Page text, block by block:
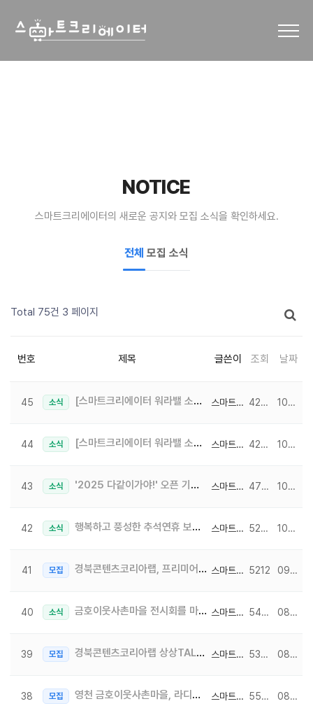
NOTICE
스마트크리에이터의 새로운 공지와 모집 소식을 확인하세요.
전체 모집 소식
Total 75건 3 페이지
번호 제목 글쓴이 조회 날짜
45 소식 [스마트크리에이터 워라밸 소모임 #2] 힐링데이 한 끼 요리클래스! 스마트크리에이터 4215 10-31
44 소식 [스마트크리에이터 워라밸 소모임 #1] 나만의 '응급 비상키트 만들기' 스마트크리에이터 4285 10-30
43 소식 '2025 다같이가야!' 오픈 기념 이벤트♣ 스마트크리에이터 4714 10-21
42 소식 행복하고 풍성한 추석연휴 보내세요. 스마트크리에이터 5232 10-01
41 모집 경북콘텐츠코리아랩, 프리미어 프로 '원데이 클래스' 참가자 모집! 스마트크리에이터 5212 09-08
40 소식 금호이웃사촌마을 전시회를 마무리하며 PM인사 올립니다❤️ 스마트크리에이터 5429 08-28
39 모집 경북콘텐츠코리아랩 상상TALK, '중증외상센터' 이낙준 작가 토크콘서트 참가자 모집 스마트크리에이터 5396 08-18
38 모집 영천 금호이웃사촌마을, 라디오 CM송 찾기 퀴즈 EVENT♤ 스마트크리에이터 5575 08-08